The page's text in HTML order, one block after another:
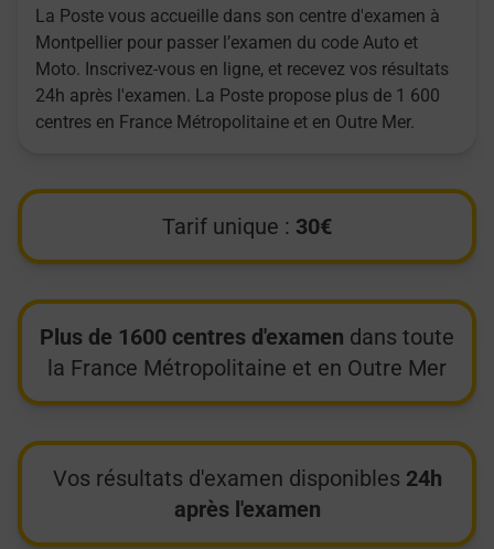
La Poste vous accueille dans son centre d'examen à
Montpellier pour passer l’examen du code Auto et
Moto. Inscrivez-vous en ligne, et recevez vos résultats
24h après l'examen. La Poste propose plus de 1 600
centres en France Métropolitaine et en Outre Mer.
Tarif unique : 30€
Plus de 1600 centres d'examen dans toute
la France Métropolitaine et en Outre Mer
Vos résultats d'examen disponibles 24h
après l'examen